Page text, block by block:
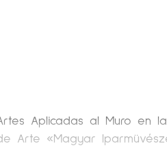
Aplicadas al Muro en
Arte «Magyar